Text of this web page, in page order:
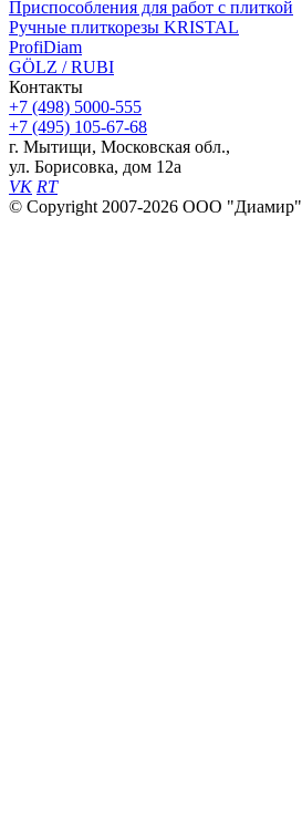
Приспособления для работ с плиткой
Ручные плиткорезы KRISTAL
ProfiDiam
GÖLZ / RUBI
Контакты
+7 (498) 5000-555
+7 (495) 105-67-68
г. Мытищи, Московская обл.,
ул. Борисовка, дом 12а
VK RT
© Copyright 2007-2026 ООО "Диамир"